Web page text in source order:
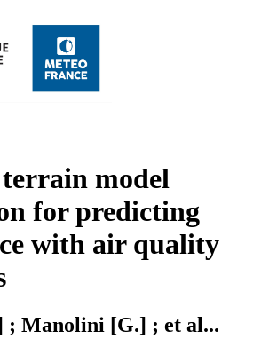
model
for predicting
with air quality
; Manolini [G.] ; et al...